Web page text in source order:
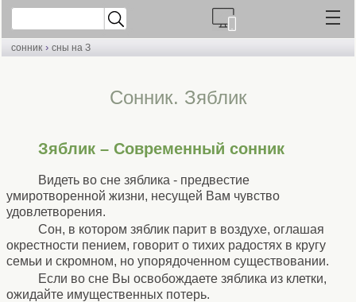
сонник › сны на З
Сонник. Зяблик
Зяблик – Современный сонник
Видеть во сне зяблика - предвестие
умиротворенной жизни, несущей Вам чувство
удовлетворения.
Сон, в котором зяблик парит в воздухе, оглашая
окрестности пением, говорит о тихих радостях в кругу
семьи и скромном, но упорядоченном существовании.
Если во сне Вы освобождаете зяблика из клетки,
ожидайте имущественных потерь.